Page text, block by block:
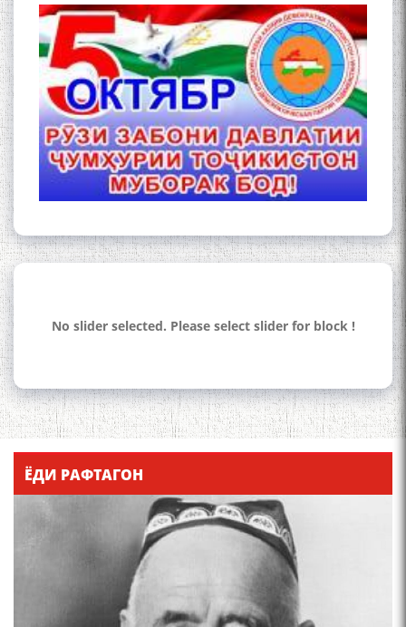
Что знают в Ташкенте о
Мирзо Турсунзаде, чьим
именем назвали станцию
метро?
Осорхонаи Мирзо
Тоҷикистон Мирзо
Турсунзода / Mirzo
Tursunzoda
ЧЕХРАХОИ АСЛИИ МИРЗО
ТУРСУНЗОДА
No slider selected. Please select slider for block !
ЁДИ РАФТАГОН